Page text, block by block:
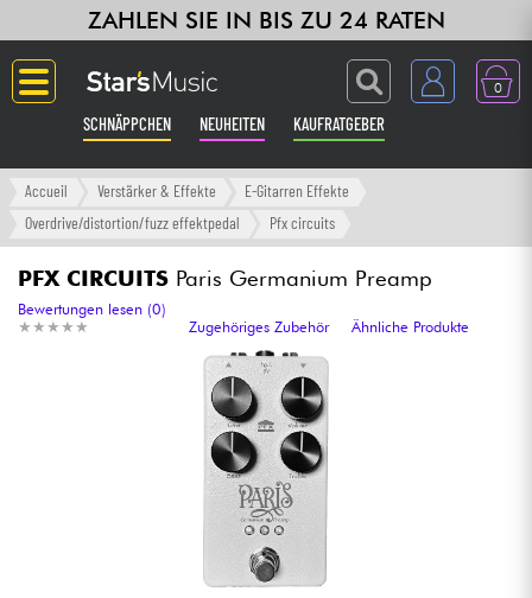
ZAHLEN SIE IN BIS ZU 24 RATEN
0
SCHNÄPPCHEN NEUHEITEN KAUFRATGEBER
Langue
Verstärker & Effekte
Klaviere & Piano
Synths & samplers
Accueil Verstärker & Effekte
E-Gitarren Effekte
Overdrive/distortion/fuzz effektpedal
Pfx circuits
PFX CIRCUITS Paris Germanium Preamp
★ ★ ★ ★ ★
★ ★ ★ ★ ★
Bewertungen lesen (0)
Zugehöriges Zubehör
Ähnliche Produkte